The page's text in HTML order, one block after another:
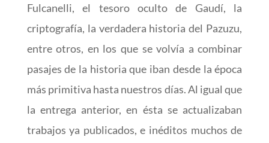
Fulcanelli, el tesoro oculto de Gaudí, la
criptografía, la verdadera historia del Pazuzu,
entre otros, en los que se volvía a combinar
pasajes de la historia que iban desde la época
más primitiva hasta nuestros días. Al igual que
la entrega anterior, en ésta se actualizaban
trabajos ya publicados, e inéditos muchos de